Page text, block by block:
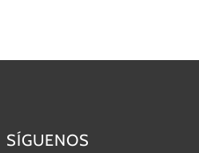
SÍGUENOS